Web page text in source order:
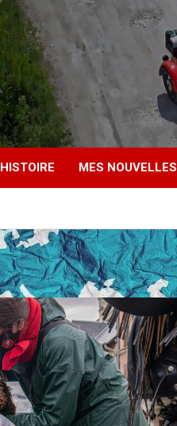
HISTOIRE MES NOUVELLES